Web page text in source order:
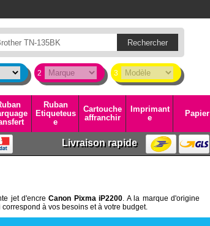
2 3
Ruban
Etiqueteus
e
Cartouche
affranchir
Imprimant
e
Papier
Livraison rapide
jet d'encreCanon Pixma iP2200 . A la marque d'origine
à vos besoins et à votre budget.